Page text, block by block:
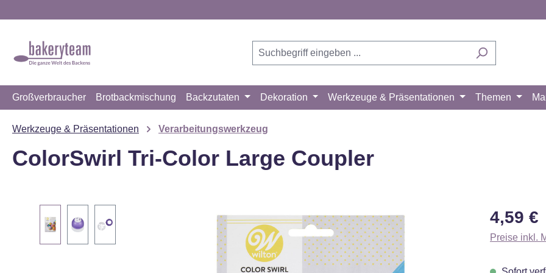
Großverbraucher Brotbackmischung Backzutaten Dekoration Werkzeuge & Präsentationen Themen
Werkzeuge & Präsentationen Verarbeitungswerkzeug
ColorSwirl Tri-Color Large Coupler
Regulärer
4,59 €
Preise inkl.